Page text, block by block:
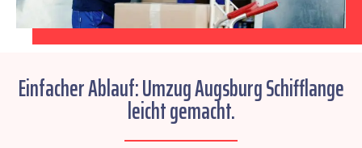
Einfacher Ablauf: Umzug Augsburg Schifflange
leicht gemacht.